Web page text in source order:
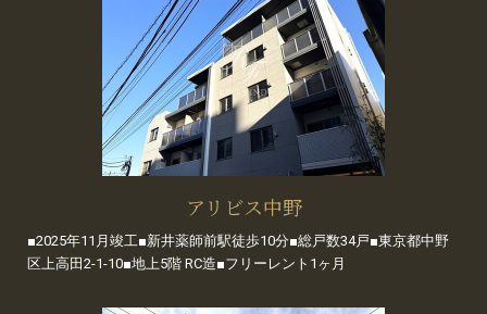
アリビス中野
■2025年11月竣工■新井薬師前駅徒歩10分■総戸数34戸■東京都中野
区上高田2-1-10■地上5階 RC造■フリーレント1ヶ月